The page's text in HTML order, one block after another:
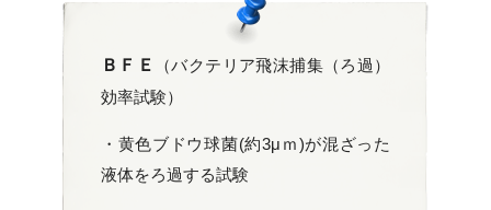
ＢＦＥ
（バクテリア飛沫捕集（ろ過）
効率試験）
・黄色ブドウ球菌(約3μｍ)が混ざった
液体をろ過する試験